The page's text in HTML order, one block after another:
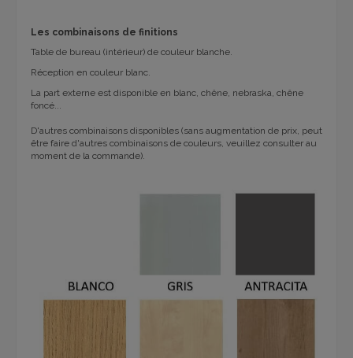
Les combinaisons de finitions
Table de bureau (intérieur) de couleur blanche.
Réception en couleur blanc.
La part externe est disponible en blanc, chêne, nebraska, chêne
foncé...
D'autres combinaisons disponibles (sans augmentation de prix, peut
être faire d'autres combinaisons de couleurs, veuillez consulter au
moment de la commande).